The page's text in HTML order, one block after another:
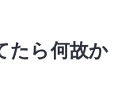
たら何故か